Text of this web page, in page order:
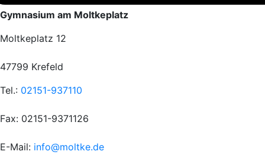
Gymnasium am Moltkeplatz
Moltkeplatz 12
47799 Krefeld
Tel.: 02151-937110
Fax: 02151-9371126
E-Mail: info@moltke.de